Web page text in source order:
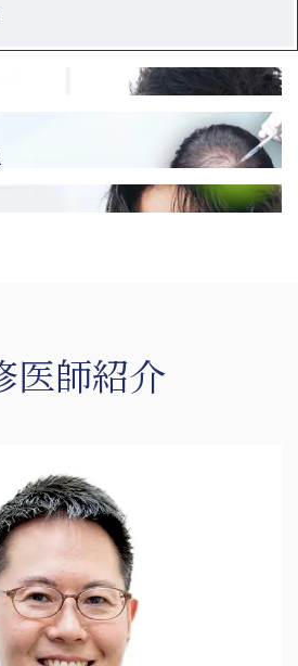
医師紹介